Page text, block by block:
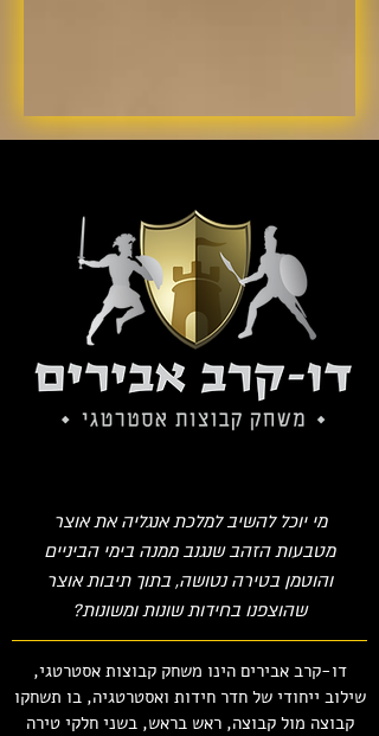
מי יוכל להשיב למלכת אנגליה את אוצר
מטבעות הזהב שנגנב ממנה בימי הביניים
והוטמן בטירה נטושה, בתוך תיבות אוצר
שהוצפנו בחידות שונות ומשונות?
דו-קרב אבירים הינו משחק קבוצות אסטרטגי,
שילוב ייחודי של חדר חידות ואסטרטגיה, בו תשחקו
קבוצה מול קבוצה, ראש בראש, בשני חלקי טירה